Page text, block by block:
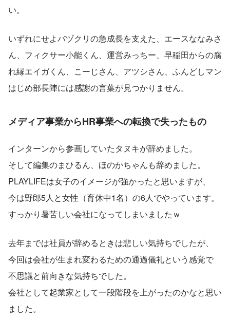
い。
いずれにせよバヅクリの急成長を支えた、エースななみさ
ん、フィクサー小能くん、運営みっちー、早稲田からの腐
れ縁エイガくん、こーじさん、アツシさん、ふんどしマン
はじめ部長陣には感謝の言葉が見つかりません。
メディア事業からHR事業への転換で失ったもの
インターンから参画していたタヌキが辞めました。
そして編集のまひるん、ほのかちゃんも辞めました。
PLAYLIFEは女子のイメージが強かったと思いますが、
今は野郎5人と女性（育休中1名）の6人でやっています。
すっかり暑苦しい会社になってしまいましたｗ
去年までは社員が辞めるときは悲しい気持ちでしたが、
今回は会社が生まれ変わるための通過儀礼という感覚で
不思議と前向きな気持ちでした。
会社として起業家として一段階段を上がったのかなと思い
ました。